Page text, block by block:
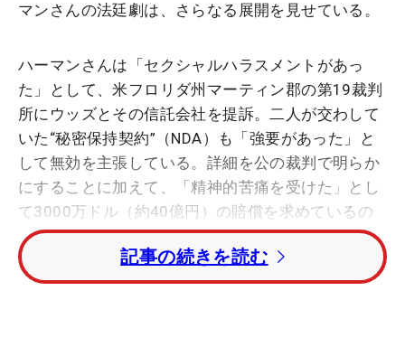
マンさんの法廷劇は、さらなる展開を見せている。
ハーマンさんは「セクシャルハラスメントがあっ
た」として、米フロリダ州マーティン郡の第19裁判
所にウッズとその信託会社を提訴。二人が交わして
いた“秘密保持契約”（NDA）も「強要があった」と
して無効を主張している。詳細を公の裁判で明らか
にすることに加えて、「精神的苦痛を受けた」とし
て3000万ドル（約40億円）の賠償を求めているの
だが…。
5月17日、同裁判のエリザベス・メトガー裁判官は
記事の続きを読む